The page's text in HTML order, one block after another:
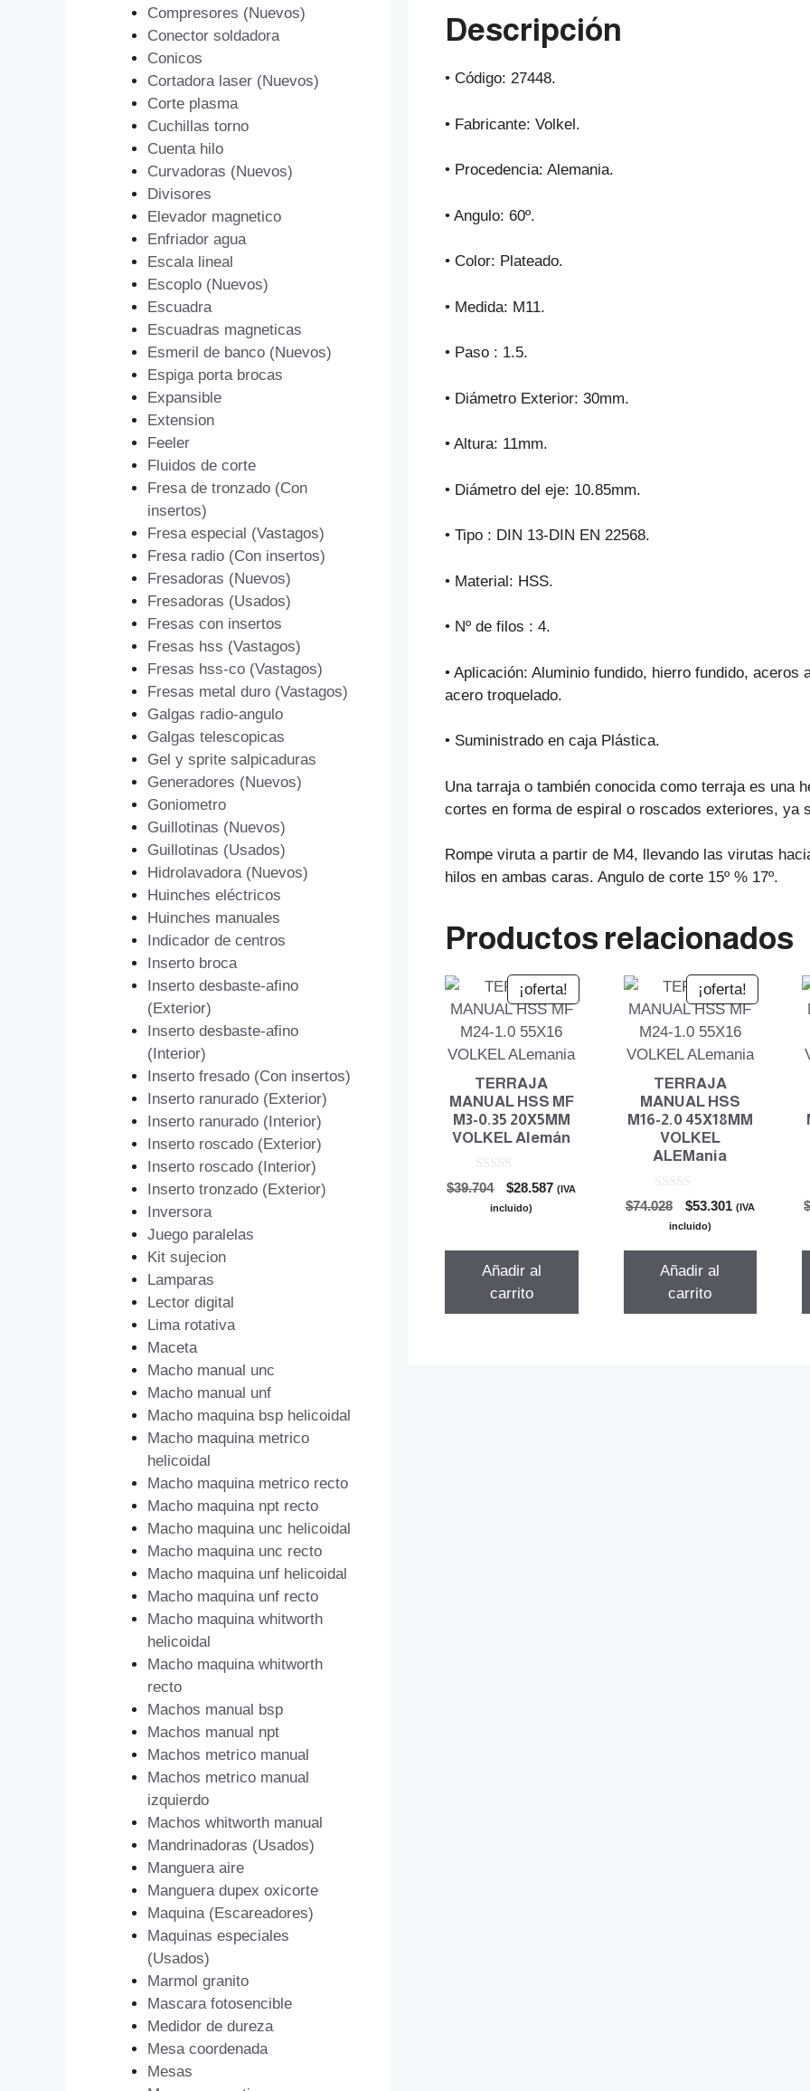
Descripción
• Código: 27448.
• Fabricante: Volkel.
• Procedencia: Alemania.
• Angulo: 60º.
• Color: Plateado.
• Medida: M11.
• Paso : 1.5.
• Diámetro Exterior: 30mm.
• Altura: 11mm.
• Diámetro del eje: 10.85mm.
• Tipo : DIN 13-DIN EN 22568.
• Material: HSS.
• Nº de filos : 4.
• Aplicación: Aluminio fundido, hierro fundido, aceros
acero troquelado.
• Suministrado en caja Plástica.
Una tarraja o también conocida como terraja es una
cortes en forma de espiral o roscados exteriores, ya
Rompe viruta a partir de M4, llevando las virutas
hilos en ambas caras. Angulo de corte 15º % 17º.
Productos relacionados
¡oferta!
TERRAJA
MANUAL HSS MF
M3-0.35 20X5MM
VOLKEL Alemán
0
d
$39.704
El
precio
$39.704.
$28.587El(IVA
incluido)
Añadir al
carrito
¡oferta!
TERRAJA
MANUAL HSS
M16-2.0 45X18MM
VOLKEL
ALEMania
0
d
$74.028
El
precio
era:
$53.301 El
(IVA
incluido)
Añadir al
carrito
Compresores (Nuevos)
Conector soldadora
Conicos
Cortadora laser (Nuevos)
Corte plasma
Cuchillas torno
Cuenta hilo
Curvadoras (Nuevos)
Divisores
Elevador magnetico
Enfriador agua
Escala lineal
Escoplo (Nuevos)
Escuadra
Escuadras magneticas
Esmeril de banco (Nuevos)
Espiga porta brocas
Expansible
Extension
Feeler
Fluidos de corte
Fresa de tronzado (Con
insertos)
Fresa especial (Vastagos)
Fresa radio (Con insertos)
Fresadoras (Nuevos)
Fresadoras (Usados)
Fresas con insertos
Fresas hss (Vastagos)
Fresas hss-co (Vastagos)
Fresas metal duro (Vastagos)
Galgas radio-angulo
Galgas telescopicas
Gel y sprite salpicaduras
Generadores (Nuevos)
Goniometro
Guillotinas (Nuevos)
Guillotinas (Usados)
Hidrolavadora (Nuevos)
Huinches eléctricos
Huinches manuales
Indicador de centros
Inserto broca
Inserto desbaste-afino
(Exterior)
Inserto desbaste-afino
(Interior)
Inserto fresado (Con insertos)
Inserto ranurado (Exterior)
Inserto ranurado (Interior)
Inserto roscado (Exterior)
Inserto roscado (Interior)
Inserto tronzado (Exterior)
Inversora
Juego paralelas
Kit sujecion
Lamparas
Lector digital
Lima rotativa
Maceta
Macho manual unc
Macho manual unf
Macho maquina bsp helicoidal
Macho maquina metrico
helicoidal
Macho maquina metrico recto
Macho maquina npt recto
Macho maquina unc helicoidal
Macho maquina unc recto
Macho maquina unf helicoidal
Macho maquina unf recto
Macho maquina whitworth
helicoidal
Macho maquina whitworth
recto
Machos manual bsp
Machos manual npt
Machos metrico manual
Machos metrico manual
izquierdo
Machos whitworth manual
Mandrinadoras (Usados)
Manguera aire
Manguera dupex oxicorte
Maquina (Escareadores)
Maquinas especiales
(Usados)
Marmol granito
Mascara fotosencible
Medidor de dureza
Mesa coordenada
Mesas